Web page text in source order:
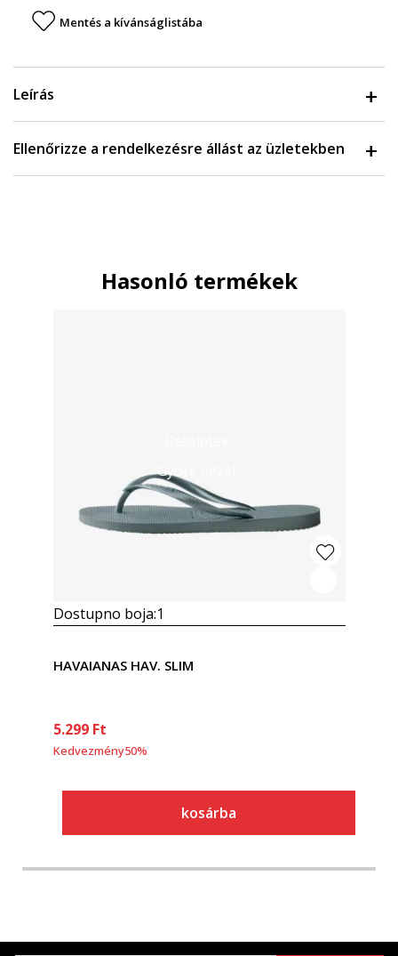
Mentés a kívánságlistába
Leírás
Ellenőrizze a rendelkezésre állást az üzletekben
Hasonló termékek
Gyors nézet
Dostupno boja:1
HAVAIANAS HAV. SLIM
5.299 Ft
Kedvezmény50%
kosárba